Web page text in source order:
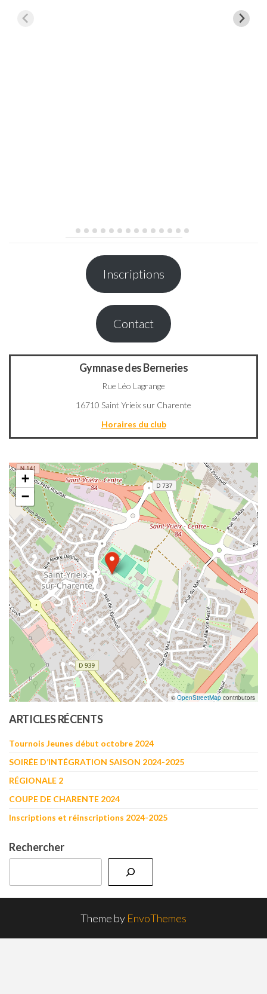
Inscriptions
Contact
Gymnase des Berneries
Rue Léo Lagrange
16710 Saint Yrieix sur Charente
Horaires du club
+
−
©OpenStreetMap contributors
ARTICLES RÉCENTS
Tournois Jeunes début octobre 2024
SOIRÉE D’INTÉGRATION SAISON 2024-2025
RÉGIONALE 2
COUPE DE CHARENTE 2024
Inscriptions et réinscriptions 2024-2025
Rechercher
Theme by EnvoThemes